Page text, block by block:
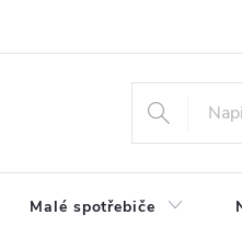
Malé spotřebiče